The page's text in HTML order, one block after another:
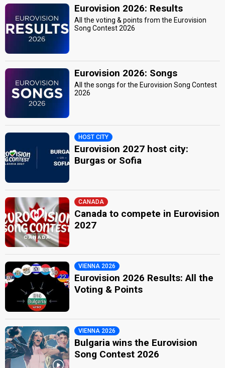
Eurovision 2026: Results
All the voting & points from the Eurovision
Song Contest 2026
Eurovision 2026: Songs
All the songs for the Eurovision Song Contest
2026
HOST CITY
Eurovision 2027 host city:
Burgas or Sofia
CANADA
Canada to compete in Eurovision
2027
VIENNA 2026
Eurovision 2026 Results: All the
Voting & Points
VIENNA 2026
Bulgaria wins the Eurovision
Song Contest 2026